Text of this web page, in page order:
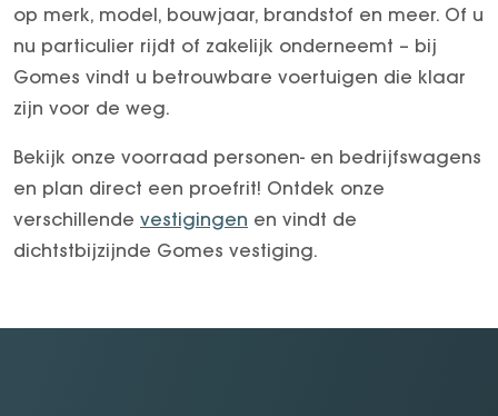
op merk, model, bouwjaar, brandstof en meer. Of u
nu particulier rijdt of zakelijk onderneemt – bij
Gomes vindt u betrouwbare voertuigen die klaar
zijn voor de weg.
Bekijk onze voorraad personen- en bedrijfswagens
en plan direct een proefrit! Ontdek onze
verschillende vestigingen en vindt de
dichtstbijzijnde Gomes vestiging.